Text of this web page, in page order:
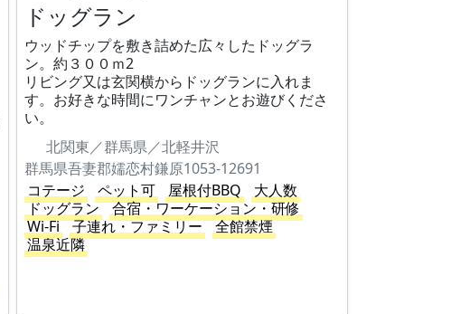
ドッグラン
ウッドチップを敷き詰めた広々したドッグラ
ン。約３００ｍ2
リビング又は玄関横からドッグランに入れま
す。お好きな時間にワンチャンとお遊びくださ
い。
北関東／群馬県／北軽井沢
群馬県吾妻郡嬬恋村鎌原1053-12691
コテージ
ペット可 屋根付BBQ
大人数
ドッグラン
合宿・ワーケーション・研修
Wi-Fi
子連れ・ファミリー
全館禁煙
温泉近隣